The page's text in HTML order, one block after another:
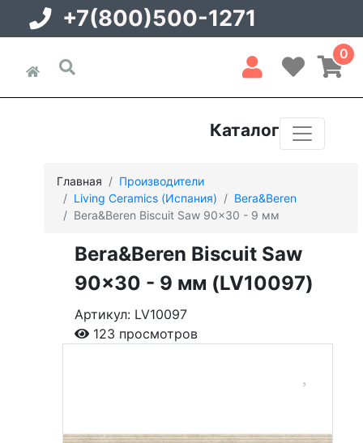
+7(800)500-1271
0
Каталог
Главная
Производители
Living Ceramics (Испания)
Bera&Beren
Bera&Beren Biscuit Saw 90x30 - 9 мм
Bera&Beren Biscuit Saw
90x30 - 9 мм (LV10097)
Артикул: LV10097
123 просмотров